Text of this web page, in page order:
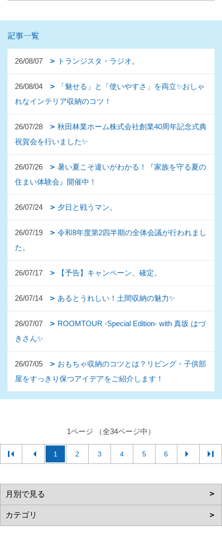
記事一覧
26/08/07 トランジスタ・ラジオ。
26/08/04
「魅せる」と「使いやすさ」を両立✨おしゃ
れなインテリア収納のコツ！
26/07/28
秋田林業ホーム株式会社創業40周年記念式典
祝賀会を行いました✨
26/07/26
暑い夏こそ違いがわかる！『家族を守る夏の
住まい体験会』開催中！
26/07/24 夕日と戦うマン。
26/07/19
令和8年度第2四半期の全体会議が行われまし
た。
26/07/17 【予告】キャンペーン、確定。
26/07/14 あるとうれしい！土間収納の魅力✨
26/07/07
ROOMTOUR -Special Edition- with 真坂 はづ
きさん✨
26/07/05
おもちゃ収納のコツとは？リビング・子供部
屋をすっきり保つアイデアをご紹介します！
1ページ （全34ページ中）
1 2 3 4 5 6